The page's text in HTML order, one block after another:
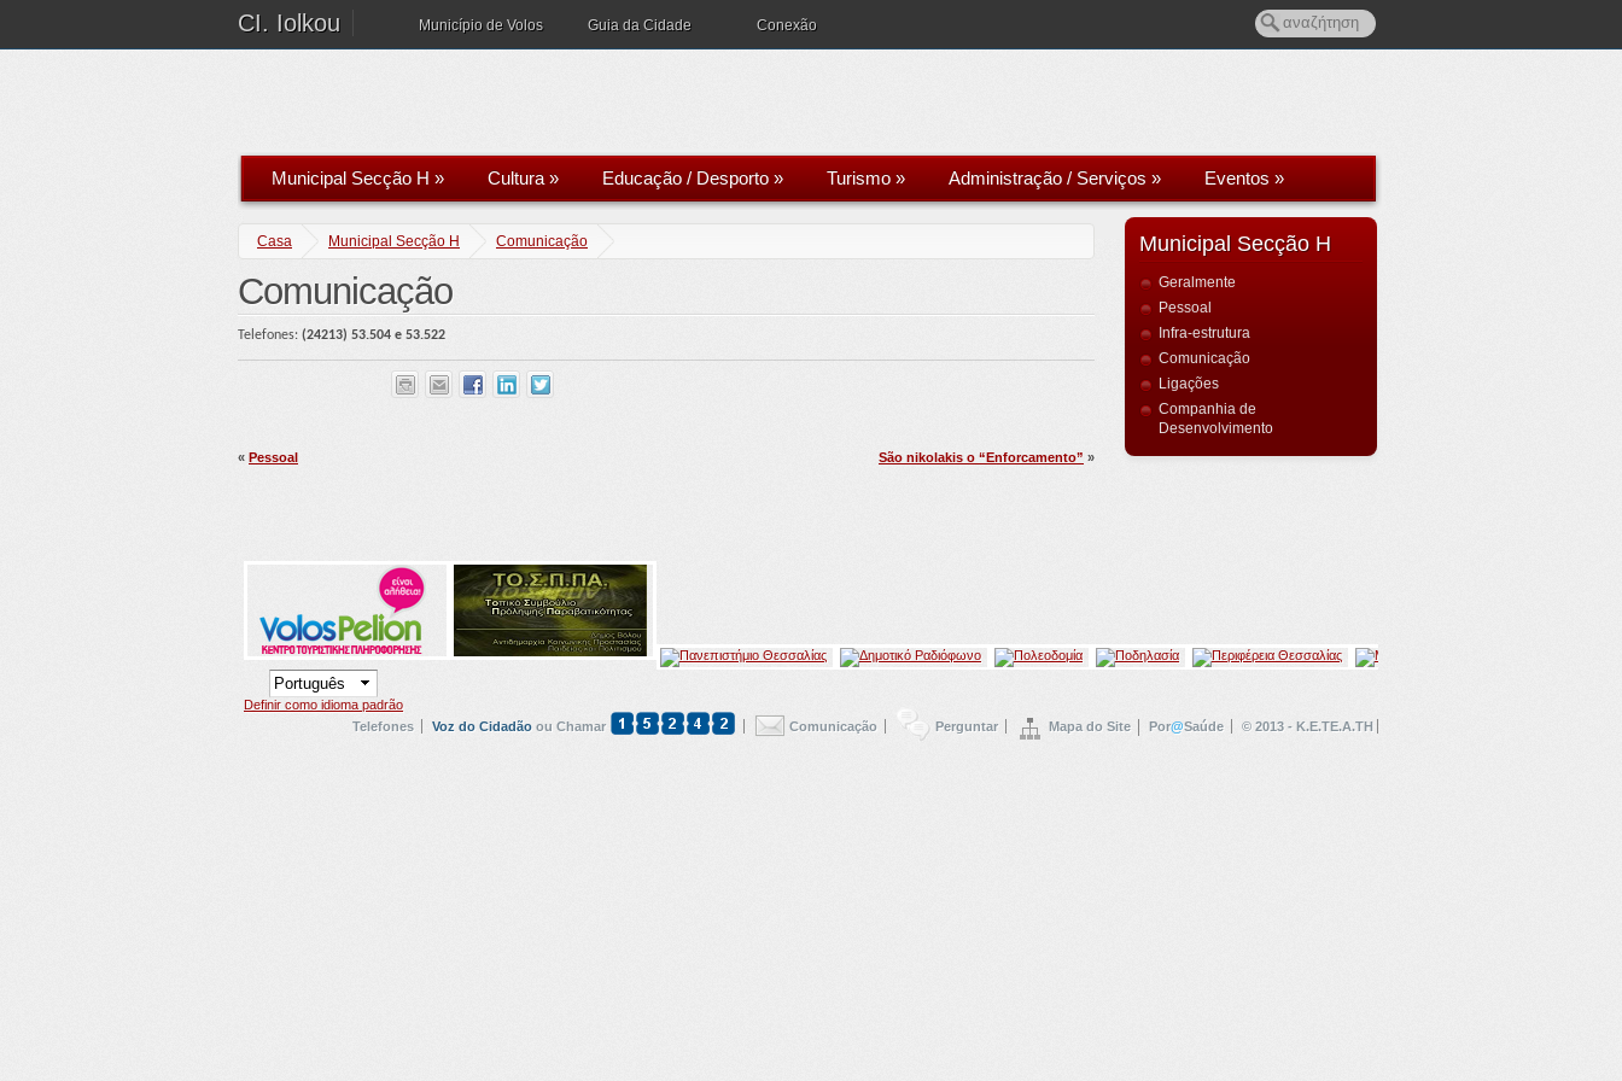
CI. Iolkou Município de Volos Guia da Cidade Conexão
Municipal Secção H » Cultura» Educação / Desporto » Turismo » Administração / Serviços » Eventos »
Casa Municipal Secção H Comunicação
Comunicação
Telefones: (24213) 53.504 e 53.522
« Pessoal São nikolakis o “Enforcamento” »
Municipal Secção H
Geralmente
Pessoal
Infra-estrutura
Comunicação
Ligações
Companhia de
Desenvolvimento
Definir como idioma padrão
Telefones
Voz do Cidadão ou Chamar Comunicação Perguntar Mapa do Site Por@Saúde © 2013 - K.E.TE.A.TH